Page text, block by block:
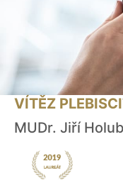
VÍTĚZ
MUDr. Jiří